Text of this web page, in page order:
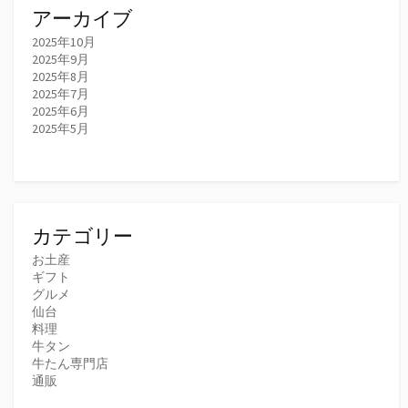
アーカイブ
2025年10月
2025年9月
2025年8月
2025年7月
2025年6月
2025年5月
カテゴリー
お土産
ギフト
グルメ
仙台
料理
牛タン
牛たん専門店
通販